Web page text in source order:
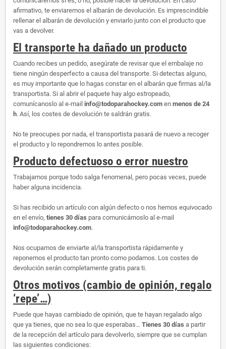
afirmativo, te enviaremos el albarán de devolución. Es imprescindible
rellenar el albarán de devolución y enviarlo junto con el producto que
vas a devolver.
El transporte ha dañado un producto
Cuando recibes un pedido, asegúrate de revisar que el embalaje no
tiene ningún desperfecto a causa del transporte. Si detectas alguno,
es muy importante que lo hagas constar en el albarán que firmas al/la
transportista. Si al abrir el paquete hay algo estropeado,
comunícanoslo al e-mail info@todoparahockey.com en menos de 24
h. Así, los costes de devolución te saldrán gratis.
No te preocupes por nada, el transportista pasará de nuevo a recoger
el producto y lo repondremos lo antes posible.
Producto defectuoso o error nuestro
Trabajamos porque todo salga fenomenal, pero pocas veces, puede
haber alguna incidencia.
Si has recibido un artículo con algún defecto o nos hemos equivocado
en el envío, tienes 30 días para comunicárnoslo al e-mail
info@todoparahockey.com.
Nos ocupamos de enviarte al/la transportista rápidamente y
reponemos el producto tan pronto como podamos. Los costes de
devolución serán completamente gratis para ti.
Otros motivos (cambio de opinión, regalo
‘repe’…)
Puede que hayas cambiado de opinión, que te hayan regalado algo
que ya tienes, que no sea lo que esperabas… Tienes 30 días a partir
de la recepción del artículo para devolverlo, siempre que se cumplan
las siguientes condiciones: